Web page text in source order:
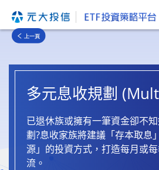
多元息收規劃
已退休族或擁有一筆資金卻不
劃?息收家族將建議「存本取息
源」的投資方式，打造每月或
流。